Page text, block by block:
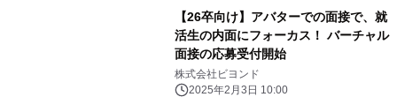
【26卒向け】アバターでの面接で、就
活生の内面にフォーカス！ バーチャル
面接の応募受付開始
株式会社ビヨンド
2025年2月3日 10:00